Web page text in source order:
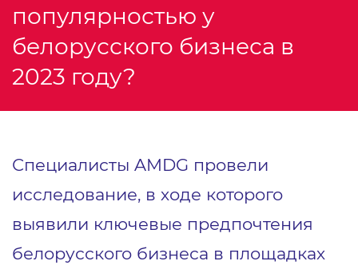
популярностью у
белорусского бизнеса в
2023 году?
Специалисты AMDG провели
исследование, в ходе которого
выявили ключевые предпочтения
белорусского бизнеса в площадках